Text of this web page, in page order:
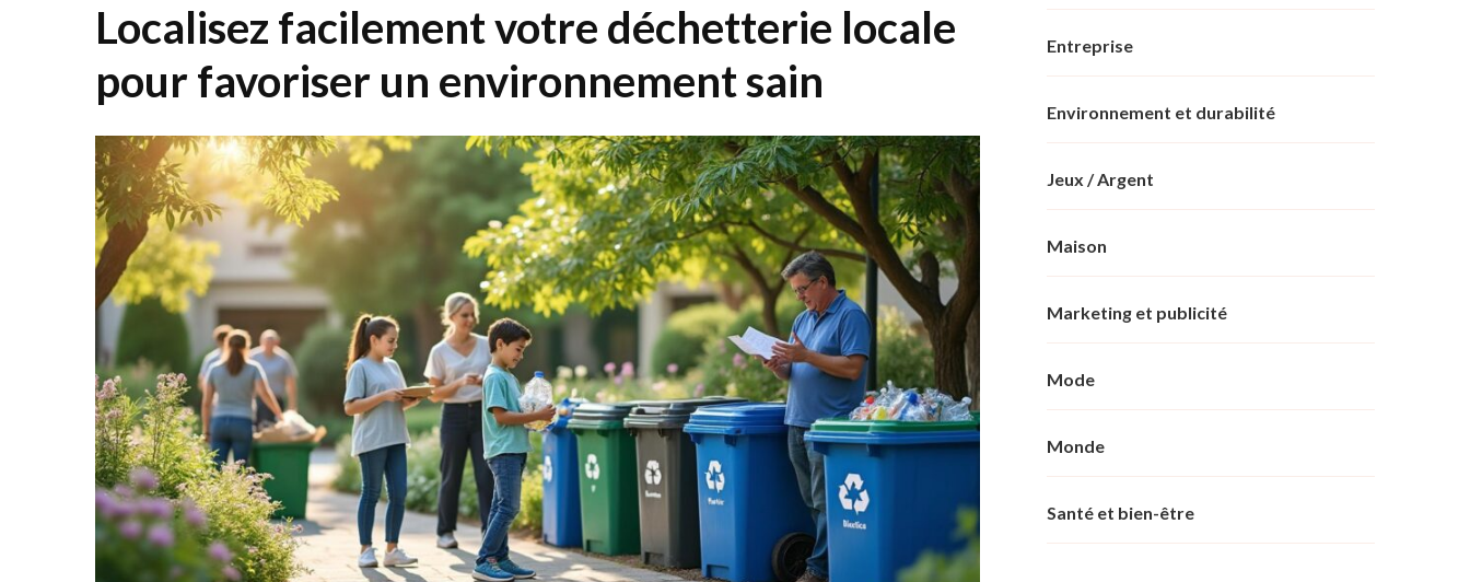
Localisez facilement votre déchetterie locale
pour favoriser un environnement sain
Entreprise
Environnement et durabilité
Jeux / Argent
Maison
Marketing et publicité
Mode
Monde
Santé et bien-être